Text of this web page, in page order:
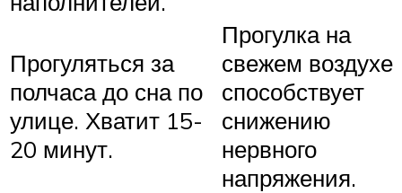
Прогуляться за
полчаса до сна по
улице. Хватит 15-
20 минут.
Прогулка на
свежем воздухе
способствует
снижению
нервного
напряжения.